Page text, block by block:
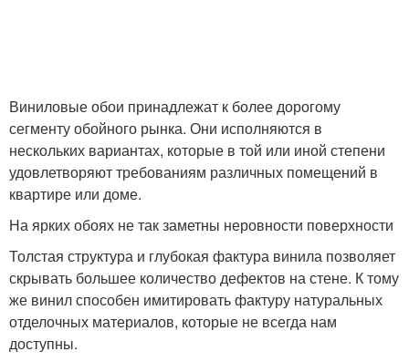
Виниловые обои принадлежат к более дорогому
сегменту обойного рынка. Они исполняются в
нескольких вариантах, которые в той или иной степени
удовлетворяют требованиям различных помещений в
квартире или доме.
На ярких обоях не так заметны неровности поверхности
Толстая структура и глубокая фактура винила позволяет
скрывать большее количество дефектов на стене. К тому
же винил способен имитировать фактуру натуральных
отделочных материалов, которые не всегда нам
доступны.